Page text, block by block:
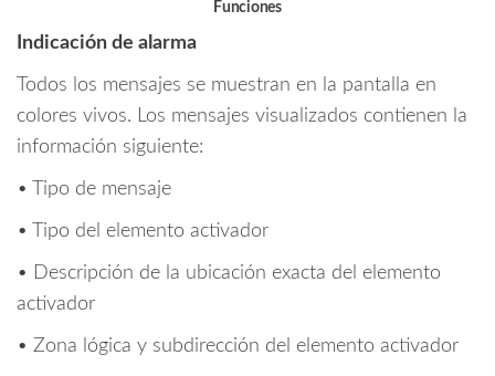
Funciones
Indicación de alarma
Todos los mensajes se muestran en la pantalla en
colores vivos. Los mensajes visualizados contienen la
información siguiente:
• Tipo de mensaje
• Tipo del elemento activador
• Descripción de la ubicación exacta del elemento
activador
• Zona lógica y subdirección del elemento activador